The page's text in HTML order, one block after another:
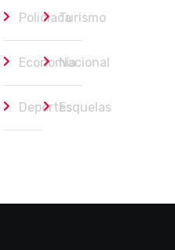
PoliciacaTurismo
EconomíaNacional
DeportesEsquelas